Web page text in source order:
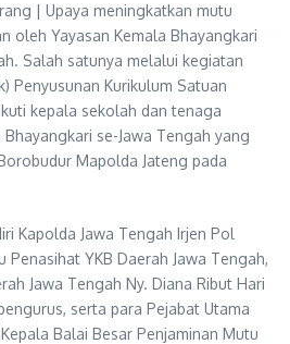
| Upaya meningkatkan mutu
oleh Yayasan Kemala Bhayangkari
Salah satunya melalui kegiatan
Penyusunan Kurikulum Satuan
kepala sekolah dan tenaga
se-Jawa Tengah yang
Mapolda Jateng pada
Kapolda Jawa Tengah Irjen Pol
YKB Daerah Jawa Tengah,
Jawa Tengah Ny. Diana Ribut Hari
serta para Pejabat Utama
Balai Besar Penjaminan Mutu